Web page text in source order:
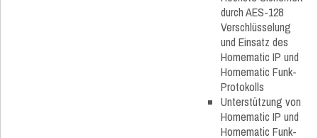
durch AES-128
Verschlüsselung
und Einsatz des
Homematic IP und
Homematic Funk-
Protokolls
Unterstützung von
Homematic IP und
Homematic Funk-